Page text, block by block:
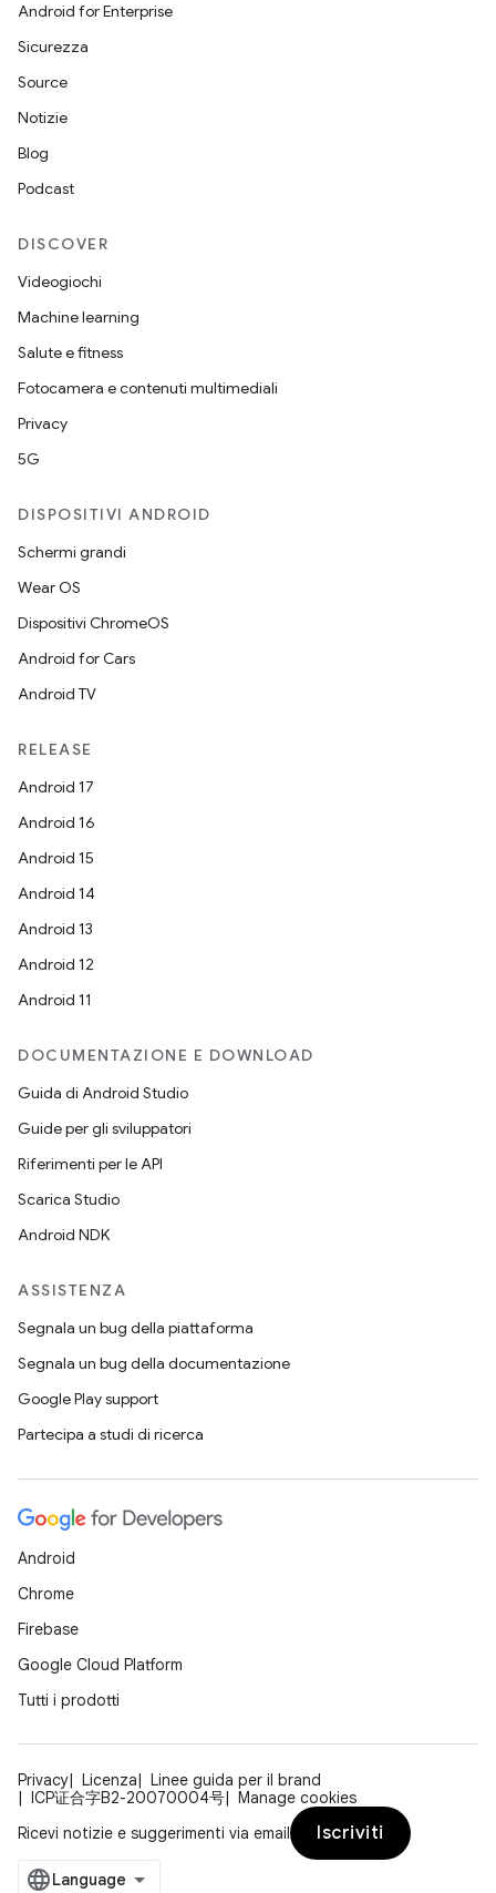
Android for Enterprise
Sicurezza
Source
Notizie
Blog
Podcast
DISCOVER
Videogiochi
Machine learning
Salute e fitness
Fotocamera e contenuti multimediali
Privacy
5G
DISPOSITIVI ANDROID
Schermi grandi
Wear OS
Dispositivi ChromeOS
Android for Cars
Android TV
RELEASE
Android 17
Android 16
Android 15
Android 14
Android 13
Android 12
Android 11
DOCUMENTAZIONE E DOWNLOAD
Guida di Android Studio
Guide per gli sviluppatori
Riferimenti per le API
Scarica Studio
Android NDK
ASSISTENZA
Segnala un bug della piattaforma
Segnala un bug della documentazione
Google Play support
Partecipa a studi di ricerca
Android
Chrome
Firebase
Google Cloud Platform
Tutti i prodotti
Privacy Licenza
Linee guida per il brand
ICP证合字B2-20070004号
Manage cookies
Ricevi notizie e suggerimenti via email
Iscriviti